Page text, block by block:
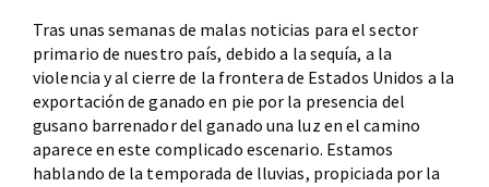
Tras unas semanas de malas noticias para el sector
primario de nuestro país, debido a la sequía, a la
violencia y al cierre de la frontera de Estados Unidos a la
exportación de ganado en pie por la presencia del
gusano barrenador del ganado una luz en el camino
aparece en este complicado escenario. Estamos
hablando de la temporada de lluvias, propiciada por la